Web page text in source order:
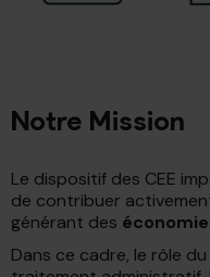
Notre Mission
Le dispositif des CEE
de contribuer
générant des
Dans ce cadre, le rôle